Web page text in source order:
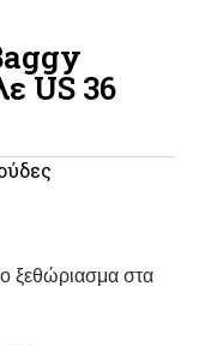
US 36
ξεθώριασμα στα